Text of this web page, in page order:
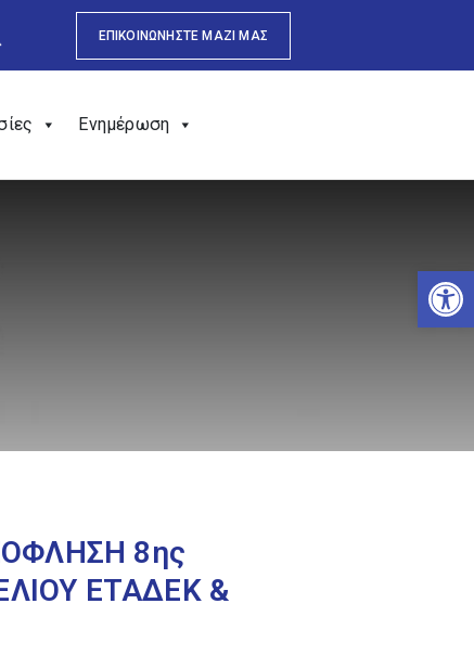
ΕΠΙΚΟΙΝΩΝΗΣΤΕ ΜΑΖΙ ΜΑΣ
Ενημέρωση
8ης
ΕΤΑΔΕΚ &